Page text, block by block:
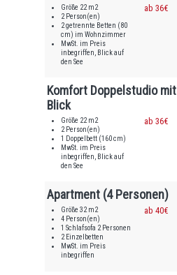
Größe 22 m2
2 Person(en)
2 getrennte Betten (80
cm) im Wohnzimmer
MwSt. im Preis
inbegriffen, Blick auf
den See
ab 36€
Komfort Doppelstudio mit
Blick
Größe 22 m2
2 Person(en)
1 Doppelbett (160 cm)
MwSt. im Preis
inbegriffen, Blick auf
den See
ab 36€
Apartment (4 Personen)
Größe 32 m2
4 Person(en)
1 Schlafsofa 2 Personen
2 Einzelbetten
MwSt. im Preis
inbegriffen
ab 40€